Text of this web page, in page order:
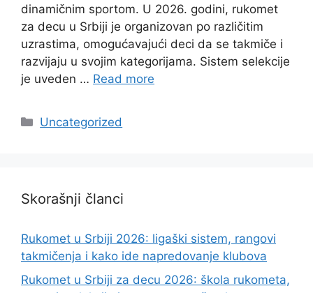
dinamičnim sportom. U 2026. godini, rukomet
za decu u Srbiji je organizovan po različitim
uzrastima, omogućavajući deci da se takmiče i
razvijaju u svojim kategorijama. Sistem selekcije
je uveden … Read more
Categories
Uncategorized
Skorašnji članci
Rukomet u Srbiji 2026: ligaški sistem, rangovi
takmičenja i kako ide napredovanje klubova
Rukomet u Srbiji za decu 2026: škola rukometa,